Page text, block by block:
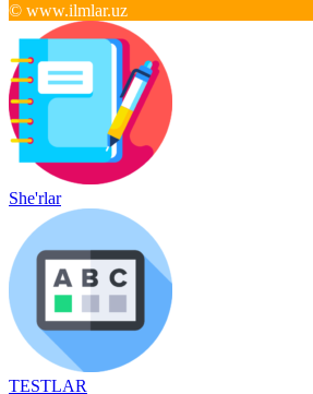
© www.ilmlar.uz
She'rlar
TESTLAR